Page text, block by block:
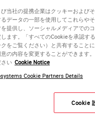
Micromount is a
An antioxidant is
Micromount sets
当社の提携企業はクッキーおよび
データの一部を使用してこれらや
提供し、ソーシャルメディアでの
ます。「すべてのCookieを承認す
をご覧ください）と共有すること
の内容を変更することができます
い Cookie Notice
Cookie Partners Details
Cookie